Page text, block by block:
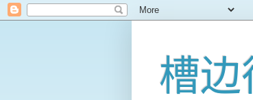
槽边